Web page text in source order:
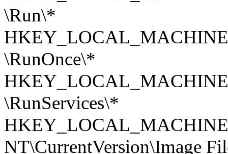
­\Run\*
­\RunOnce\*
­\RunServices\*
NT\CurrentVersion\Image